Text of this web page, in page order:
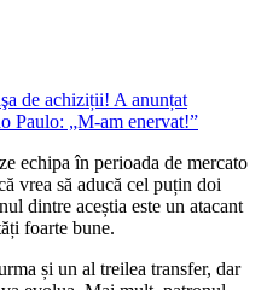
echipa în perioada de mercato
vrea să aducă cel puțin doi
dintre aceștia este un atacant
foarte bune.
și un al treilea transfer, dar